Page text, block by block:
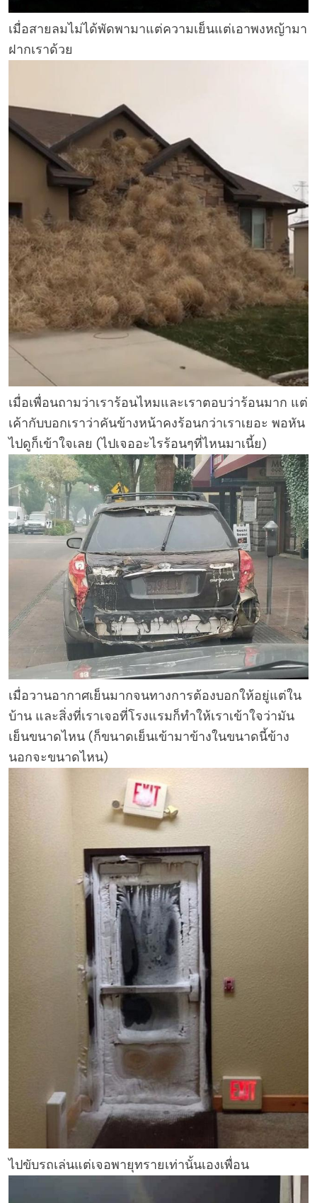
เมื่อสายลมไม่ได้พัดพามาแต่ความเย็นแต่เอาพงหญ้ามา
ฝากเราด้วย
เมื่อเพื่อนถามว่าเราร้อนไหมและเราตอบว่าร้อนมาก แต่
เค้ากับบอกเราว่าคันข้างหน้าคงร้อนกว่าเราเยอะ พอหัน
ไปดูก็เข้าใจเลย (ไปเจออะไรร้อนๆที่ไหนมาเนี้ย)
เมื่อวานอากาศเย็นมากจนทางการต้องบอกให้อยู่แต่ใน
บ้าน และสิ่งที่เราเจอที่โรงแรมก็ทำให้เราเข้าใจว่ามัน
เย็นขนาดไหน (ก็ขนาดเย็นเข้ามาข้างในขนาดนี้ข้าง
นอกจะขนาดไหน)
ไปขับรถเล่นแต่เจอพายุทรายเท่านั้นเองเพื่อน